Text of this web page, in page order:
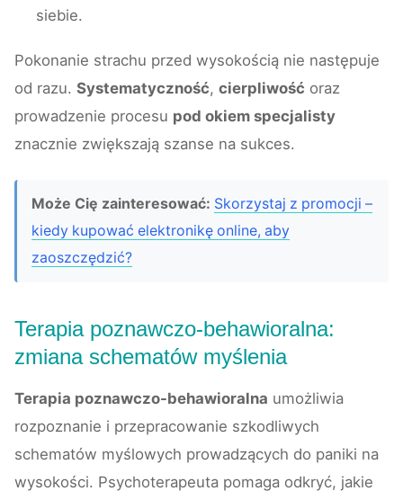
siebie.
Pokonanie strachu przed wysokością nie następuje
od razu. Systematyczność, cierpliwość oraz
prowadzenie procesu pod okiem specjalisty
znacznie zwiększają szanse na sukces.
Może Cię zainteresować: Skorzystaj z promocji –
kiedy kupować elektronikę online, aby
zaoszczędzić?
Terapia poznawczo-behawioralna:
zmiana schematów myślenia
Terapia poznawczo-behawioralna umożliwia
rozpoznanie i przepracowanie szkodliwych
schematów myślowych prowadzących do paniki na
wysokości. Psychoterapeuta pomaga odkryć, jakie